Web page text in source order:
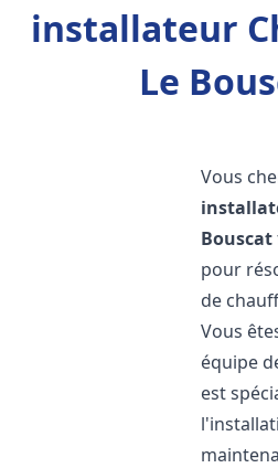
installateur
Le
Vous
Bouscat
pour
de
Vous
équipe
est